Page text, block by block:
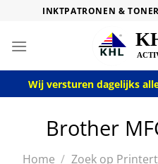
content
INKTPATRONEN &
Wij versturen dagelijks
Brother
Home / Zoek op